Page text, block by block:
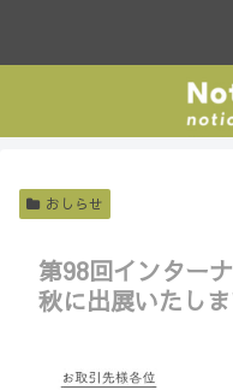
おしらせ
第98回インター
秋に出展いたし